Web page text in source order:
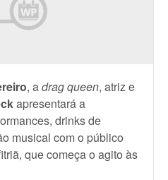
, adrag queen, atriz e
apresentará a
drinks de
musical com o público
que começa o agito às